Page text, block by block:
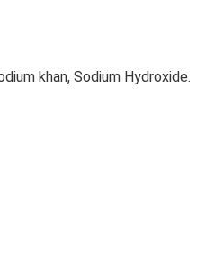
khan, Sodium Hydroxide.